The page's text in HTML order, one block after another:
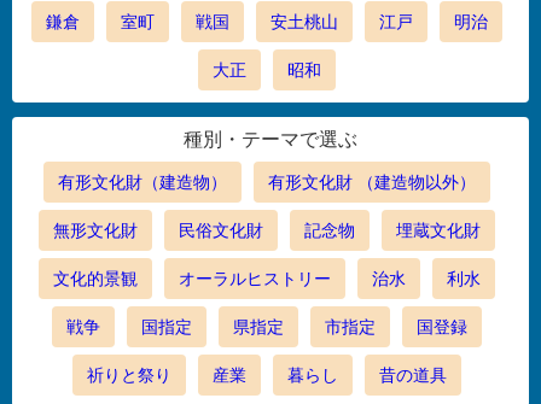
鎌倉 室町 戦国 安土桃山 江戸 明治
大正 昭和
種別・テーマで選ぶ
有形文化財（建造物） 有形文化財 （建造物以外）
無形文化財 民俗文化財 記念物 埋蔵文化財
文化的景観 オーラルヒストリー 治水 利水
戦争 国指定 県指定 市指定 国登録
祈りと祭り 産業 暮らし 昔の道具